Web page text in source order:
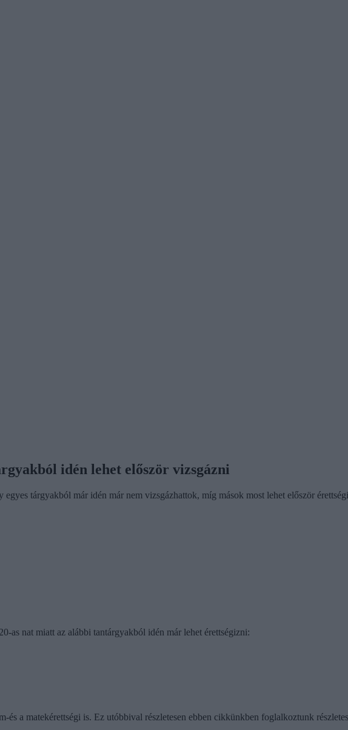
idén lehet először vizsgázni
tárgyakból már idén már nem vizsgázhattok, míg mások most lehet először
as nat miatt az alábbi tantárgyakból idén már lehet érettségizni:
és a matekérettségi is. Ez utóbbival részletesen ebben cikkünkben foglalkoztunk